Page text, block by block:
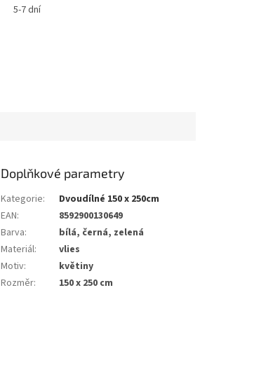
5-7 dní
Doplňkové parametry
Kategorie:
Dvoudílné 150 x 250cm
EAN:
8592900130649
Barva:
bílá, černá, zelená
Materiál:
vlies
Motiv:
květiny
Rozměr: 150 x 250 cm